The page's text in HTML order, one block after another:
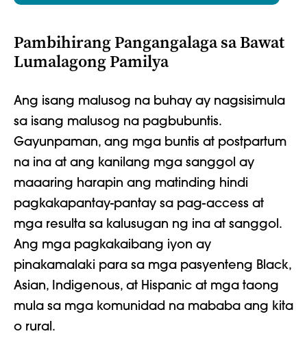
Pambihirang Pangangalaga sa Bawat
Lumalagong Pamilya
Ang isang malusog na buhay ay nagsisimula
sa isang malusog na pagbubuntis.
Gayunpaman, ang mga buntis at postpartum
na ina at ang kanilang mga sanggol ay
maaaring harapin ang matinding hindi
pagkakapantay-pantay sa pag-access at
mga resulta sa kalusugan ng ina at sanggol.
Ang mga pagkakaibang iyon ay
pinakamalaki para sa mga pasyenteng Black,
Asian, Indigenous, at Hispanic at mga taong
mula sa mga komunidad na mababa ang kita
o rural.